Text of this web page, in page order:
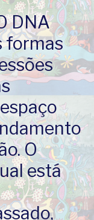
DNA
formas
O
está